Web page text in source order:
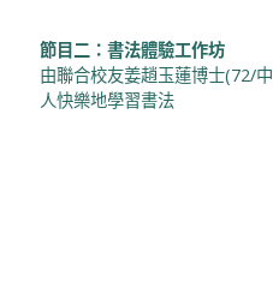
節目二：書法體驗工作坊
由聯合校友姜趙玉蓮博士(72/
人快樂地學習書法